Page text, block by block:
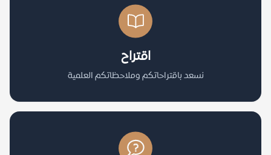
اقتراح
نسعد باقتراحاتكم وملاحظاتكم العلمية